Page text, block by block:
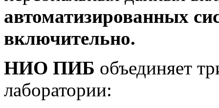
автоматизированных
включительно.
НИО ПИБ объединяет
лаборатории: